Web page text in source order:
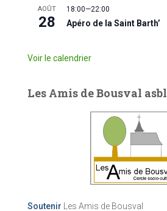
AOÛT
28
18:00—22:00
Apéro de la Saint Barth’
Voir le calendrier
Les Amis de Bousval asbl
Soutenir Les Amis de Bousval